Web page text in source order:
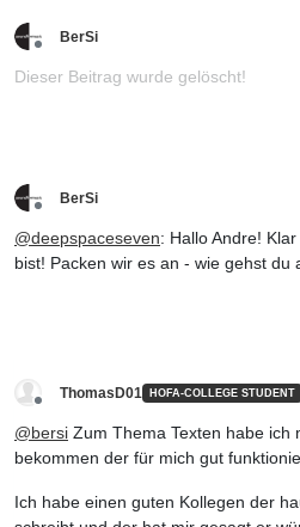
BerSi
Dieser Beitrag wurde gelöscht!
BerSi
@deepspaceseven: Hallo Andre!
bist! Packen wir es an - wie gehst du
ThomasD01 HOFA-COLLEGE STUDENT
@bersi Zum Thema Texten habe ich
bekommen der für mich gut
Ich habe einen guten Kollegen der